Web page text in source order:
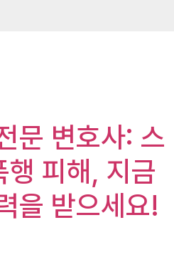
문 변호사: 스
피해, 지금
을 받으세요!